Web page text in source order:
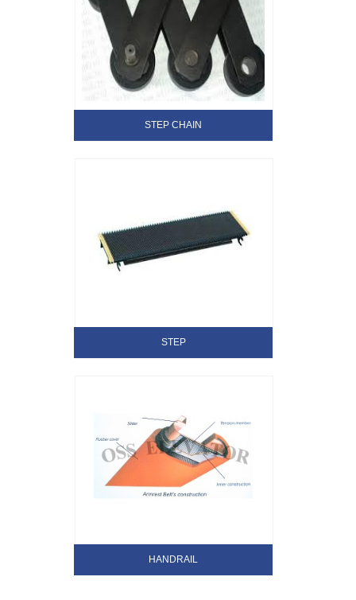
STEP CHAIN
STEP
HANDRAIL